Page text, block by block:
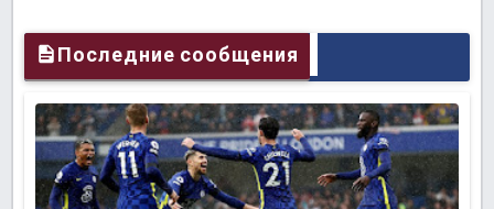
Последние сообщения